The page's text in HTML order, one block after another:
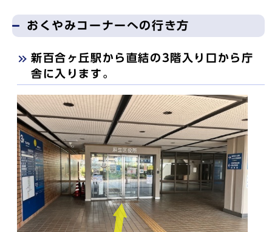
おくやみコーナーへの行き方
新百合ヶ丘駅から直結の3階入り口から庁
舎に入ります。